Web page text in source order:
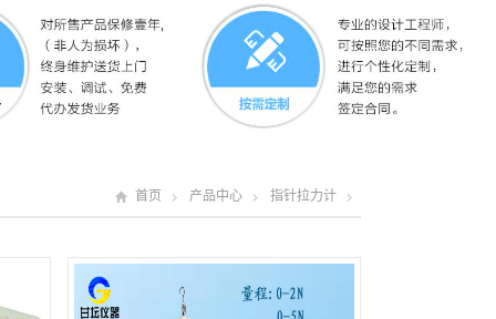
首页 产品中心 指针拉力计